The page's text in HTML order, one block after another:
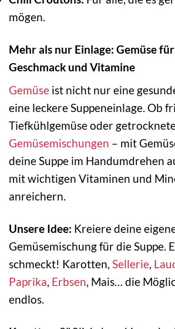
mögen.
Mehr als nur Einlage: Gemüse
Geschmack und Vitamine
Gemüse ist nicht nur eine
eine leckere Suppeneinlage. Ob
Tiefkühlgemüse oder
Gemüsemischungen – mit
deine Suppe im Handumdrehen
mit wichtigen Vitaminen und
anreichern.
Unsere Idee: Kreiere deine
Gemüsemischung für die Suppe.
schmeckt! Karotten, Sellerie,
Paprika, Erbsen, Mais… die
endlos.